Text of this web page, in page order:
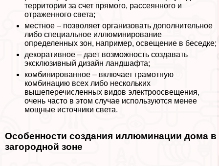
территории за счет прямого, рассеянного и
отраженного света;
местное – позволяет организовать дополнительное
либо специальное иллюминирование
определенных зон, например, освещение в беседке;
декоративное – дает возможность создавать
эксклюзивный дизайн ландшафта;
комбинированное – включает грамотную
комбинацию всех либо нескольких
вышеперечисленных видов электроосвещения,
очень часто в этом случае используются менее
мощные источники света.
Особенности создания иллюминации дома в
загородной зоне